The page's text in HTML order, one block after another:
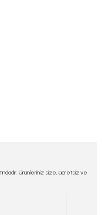
Ürünleriniz size, ücretsiz ve